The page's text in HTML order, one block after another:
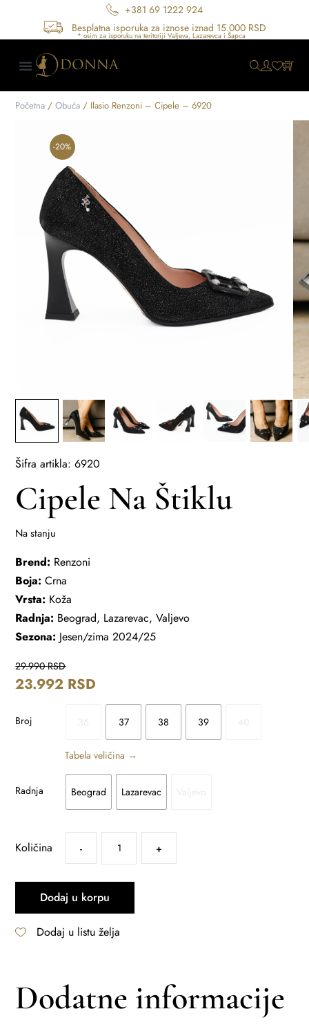
+381 69 1222 924
Besplatna isporuka za iznose iznad 15.000 RSD
Početna /Obuća / Ilasio Renzoni – Cipele – 6920
-20%
Šifra artikla: 6920
Cipele Na Štiklu
Na stanju
Brend: Renzoni
Boja: Crna
Vrsta: Koža
Radnja: Beograd, Lazarevac, Valjevo
Sezona: Jesen/zima 2024/25
29.990RSD
23.992 RSD
Broj 37 38 39
Tabela veličina →
Radnja Beograd Lazarevac
Količina - +
Dodaj u korpu
Dodaj u listu želja
Dodatne informacije